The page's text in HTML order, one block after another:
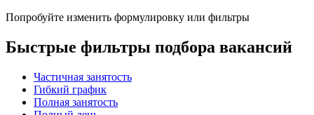
Попробуйте изменить формулировку или фильтры
Быстрые фильтры подбора вакансий
Частичная занятость
Гибкий график
Полная занятость